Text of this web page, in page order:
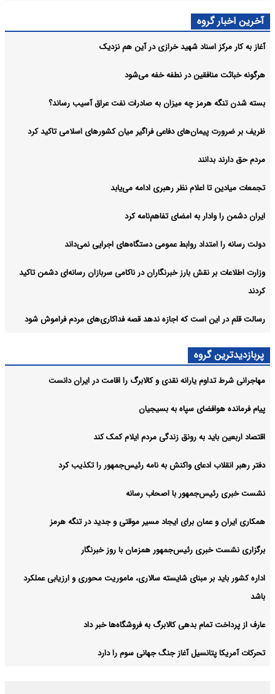
آخرین اخبار گروه
آغاز به کار مرکز اسناد شهید خرازی در آین هم نزدیک
هرگونه خباثت منافقین در نطفه خفه می‌شود
بسته شدن تنگه هرمز چه میزان به صادرات نفت عراق آسیب رساند؟
ظریف بر ضرورت پیمان‌های دفاعی فراگیر میان کشورهای اسلامی تاکید کرد
مردم حق دارند بدانند
تجمعات میادین تا اعلام نظر رهبری ادامه می‌یابد
ایران دشمن را وادار به امضای تفاهم‌نامه کرد
دولت رسانه را امتداد روابط عمومی دستگاه‌های اجرایی نمی‌داند
وزارت اطلاعات بر نقش بارز خبرنگاران در ناکامی سربازان رسانه‌ای دشمن تاکید
کردند
رسالت قلم در این است که اجازه ندهد قصه‌ فداکاری‌های مردم فراموش شود
پربازدیدترین گروه
مهاجرانی شرط تداوم یارانه نقدی و کالابرگ را اقامت در ایران دانست
پیام فرمانده هوافضای سپاه به بسیجیان
اقتصاد اربعین باید به رونق زندگی مردم ایلام کمک کند
دفتر رهبر انقلاب ادعای واکنش به نامه رئیس‌جمهور را تکذیب کرد
نشست خبری رئیس‌جمهور با اصحاب رسانه
همکاری ایران و عمان برای ایجاد مسیر موقتی و جدید در تنگه هرمز
برگزاری نشست خبری رئیس‌جمهور همزمان با روز خبرنگار
اداره کشور باید بر مبنای شایسته سالاری، ماموریت محوری و ارزیابی عملکرد
باشد
عارف از پرداخت تمام بدهی کالابرگ به فروشگاه‌ها خبر داد
تحرکات آمریکا پتانسیل آغاز جنگ جهانی سوم را دارد